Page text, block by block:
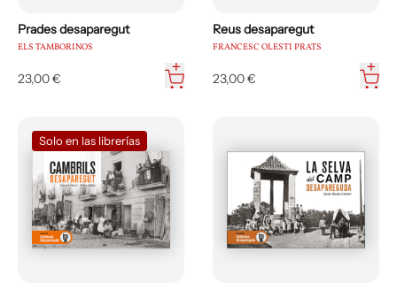
Prades desaparegut
ELS TAMBORINOS
23,00 €
Reus desaparegut
FRANCESC OLESTI PRATS
23,00 €
Solo en las librerías